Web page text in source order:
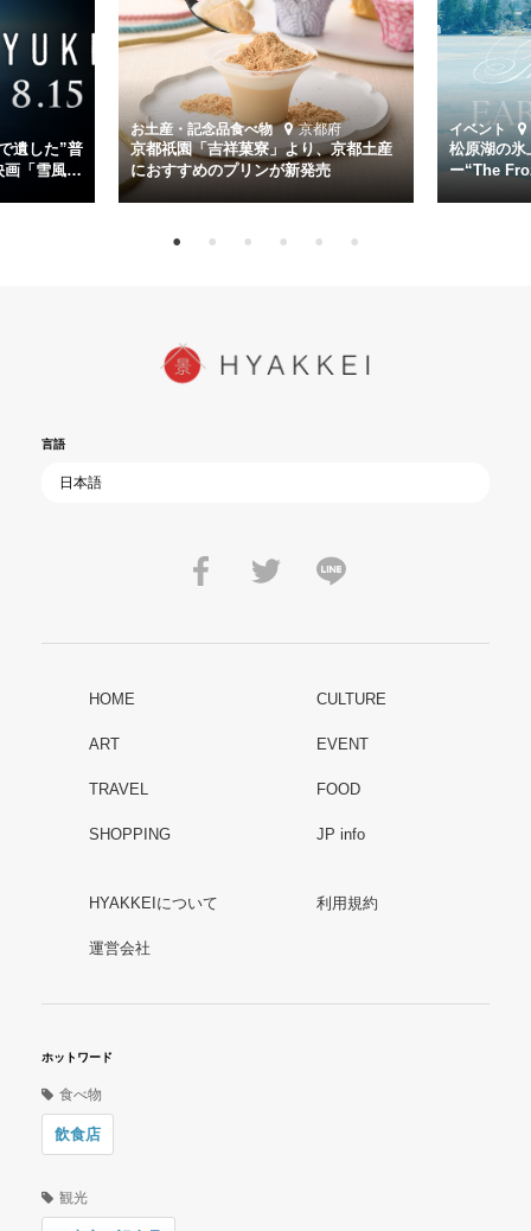
など実力派俳優が共演。そして戦艦大和と運命を共にした帝国海軍・
第二艦隊司令長官、伊藤整一を中井貴一が圧倒的な存在感で演じ切
る。
時代が再び、分断と暴力に揺れる現代。本作は「同じ過ちを繰り返す
道を歩んではいないか」と、彼らが命をかけて守りたいと願っ
た”今”を生きる私達に問いかける。戦後80年、戦争の記憶が薄れゆく
今だからこそ、尊い平和の価値を未来に繋ぐ作品『雪風 YUKIKAZE』
を多くの方にご覧いただきたい。
遺した”普
画「雪風
お土産・記念品食べ物 京都府
京都祇園「吉祥菓寮」より、京都土産
におすすめのプリンが新発売
イベント
松原湖の氷
ー“The
言語
HOME CULTURE
ART EVENT
TRAVEL FOOD
SHOPPING JP info
HYAKKEIについて 利用規約
運営会社
ホットワード
食べ物
飲食店
観光